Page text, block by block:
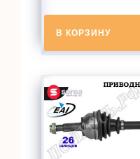
В КОРЗИНУ